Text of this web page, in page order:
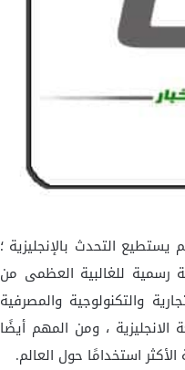
التحدث بالإنجليزية ؛
رسمية للغالبية العظمى من
والتكنولوجية والمصرفية
الانجليزية ، ومن المهم أيضًا
استخدامًا حول العالم.